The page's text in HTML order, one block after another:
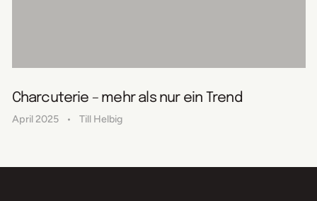
Charcuterie – mehr als nur ein Trend
April 2025 Till Helbig